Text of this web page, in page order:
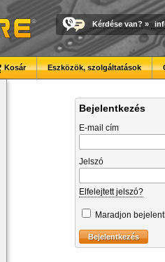
Kérdése van? »
Kosár Eszközök, szolgáltatások
Bejelentkezés
E-mail cím
Jelszó
Elfelejtett jelszó?
Maradjon